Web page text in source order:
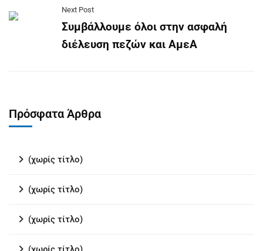
Next Post
Συμβάλλουμε όλοι στην ασφαλή
διέλευση πεζών και ΑμεΑ
Πρόσφατα Άρθρα
(χωρίς τίτλο)
(χωρίς τίτλο)
(χωρίς τίτλο)